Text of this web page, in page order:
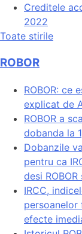
Creditele
2022
Toate stirile
ROBOR
ROBOR: ce
explicat de
ROBOR a
dobanda la
Dobanzile
pentru ca
desi
IRCC,
persoanelor
efecte